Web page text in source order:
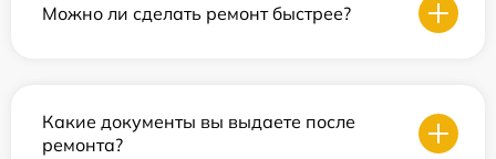
Можно ли сделать ремонт быстрее?
Какие документы вы выдаете после
ремонта?